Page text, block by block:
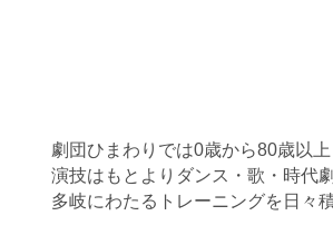
劇団ひまわりでは0歳から80歳以
演技はもとよりダンス・歌・時代
多岐にわたるトレーニングを日々